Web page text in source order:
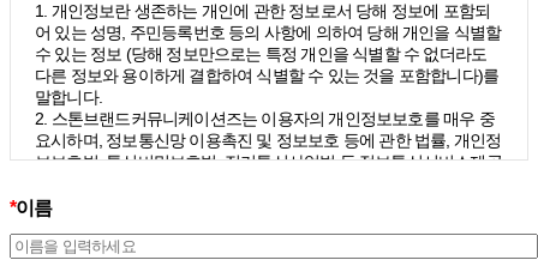
1. 개인정보란 생존하는 개인에 관한 정보로서 당해 정보에 포함되
어 있는 성명, 주민등록번호 등의 사항에 의하여 당해 개인을 식별할
수 있는 정보 (당해 정보만으로는 특정 개인을 식별할 수 없더라도
다른 정보와 용이하게 결합하여 식별할 수 있는 것을 포함합니다)를
말합니다.
2. 스톤브랜드커뮤니케이션즈는 이용자의 개인정보보호를 매우 중
요시하며, 정보통신망 이용촉진 및 정보보호 등에 관한 법률, 개인정
보보호법, 통신비밀보호법, 전기통신사업법 등 정보통신서비스제공
개인정보처리방침을 통하여 이용자가 제공하는 개인정보가 어떠한
치가 취해지고 있는지 알려드립니다.
*이름